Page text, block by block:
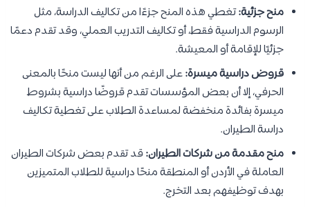
منح جزئية:تغطي هذه المنح جزءًا من تكاليف الدراسة، مثل
الرسوم الدراسية فقط، أو تكاليف التدريب العملي، وقد تقدم دعمًا
جزئيًا للإقامة أو المعيشة.
قروض دراسية ميسرة:على الرغم من أنها ليست منحًا بالمعنى
الحرفي، إلا أن بعض المؤسسات تقدم قروضًا دراسية بشروط
ميسرة بفائدة منخفضة لمساعدة الطلاب على تغطية تكاليف
دراسة الطيران.
منح مقدمة من شركات الطيران:قد تقدم بعض شركات الطيران
العاملة في الأردن أو المنطقة منحًا دراسية للطلاب المتميزين
بهدف توظيفهم بعد التخرج.